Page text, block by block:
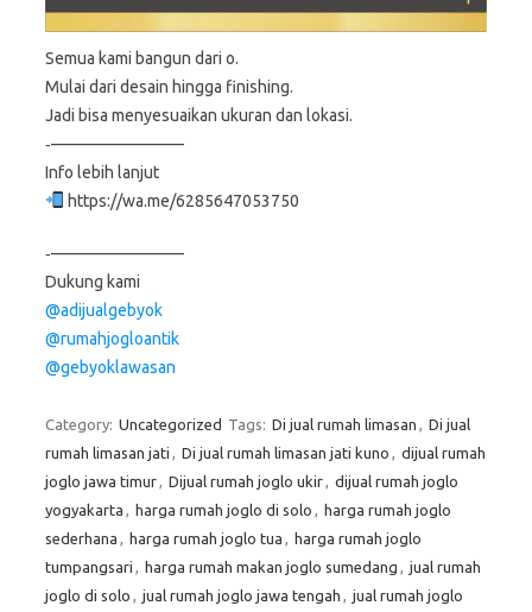
Semua kami bangun dari o.
Mulai dari desain hingga finishing.
Jadi bisa menyesuaikan ukuran dan lokasi.
‐————————
Info lebih lanjut
https://wa.me/6285647053750
‐————————
Dukung kami
@adijualgebyok
@rumahjogloantik
@gebyoklawasan
Category: Uncategorized Tags: Di jual rumah limasan
Di jual
rumah limasan jati
Di jual rumah limasan jati kuno
dijual rumah
joglo jawa timur
Dijual rumah joglo ukir
dijual rumah joglo
yogyakarta
harga rumah joglo di solo
harga rumah joglo
sederhana
harga rumah joglo tua
harga rumah joglo
tumpangsari
harga rumah makan joglo sumedang
jual rumah
joglo di solo
jual rumah joglo jawa tengah
jual rumah joglo